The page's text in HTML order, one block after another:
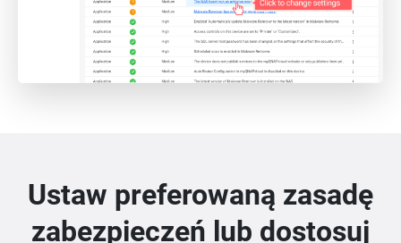
Ustaw preferowaną zasadę
zabezpieczeń lub dostosuj